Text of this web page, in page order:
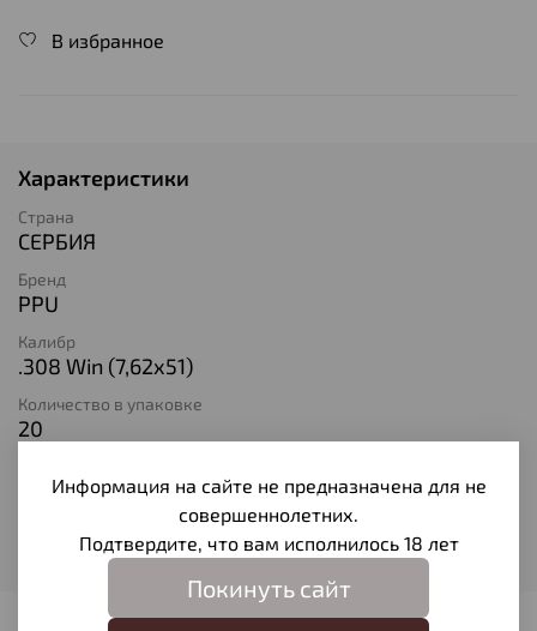
В избранное
Характеристики
Страна
СЕРБИЯ
Бренд
PPU
Калибр
.308 Win (7,62х51)
Количество в упаковке
20
Другое
Информация на сайте не предназначена для не
совершеннолетних.
Подтвердите, что вам исполнилось 18 лет
Покинуть сайт